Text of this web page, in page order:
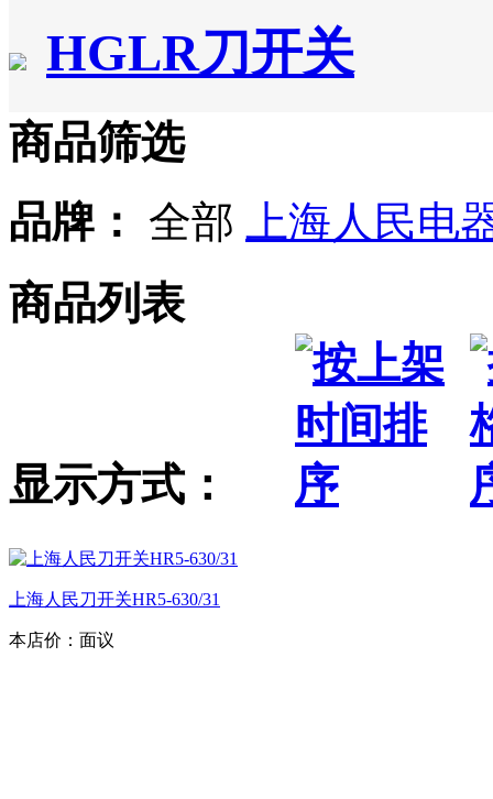
HGLR刀开关
商品筛选
品牌： 全部 上海人民电
商品列表
显示方式：
上海人民刀开关HR5-630/31
本店价： 面议